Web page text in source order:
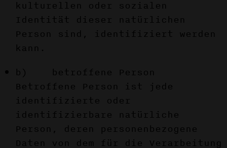
kulturellen oder sozialen
Identität dieser natürlichen
Person sind, identifiziert werden
kann.
b) betroffene Person
Betroffene Person ist jede
identifizierte oder
identifizierbare natürliche
Person, deren personenbezogene
Daten von dem für die Verarbeitung